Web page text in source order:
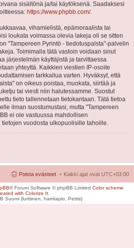
sisältönä ja/tai käytöksenä. Saadaksesi
https://www.phpbb.com/.
vihamielistä, epämoraalista tai
loukata voimassa olevia lakeja oli se sitten
"Tampereen Pyrintö - tiedotuspalsta"-palvelin
Toimimalla tätä vastoin voidaan sinut
järjestelmän käyttäjistä ja tarvittaessa
yhteyttä. Kaikkien viestien IP-osoite
tarkkailua varten. Hyväksyt, että
on oikeus poistaa, muokata, siirtää ja
tai viesti niin halutessamme. Suostut
tieto tallennetaan tietokantaan. Tätä tietoa
ilman suostumustasi, mutta "Tampereen
ei ole vastuussa mahdollisen
vuodosta ulkopuolisille tahoille.
Kaikki ajat ovat UTC+03:00
Poista evästeet
® Forum Software © phpBB Limited Color scheme
with Colorize It
Suomi (lurttinen, harritapio, Pettis)